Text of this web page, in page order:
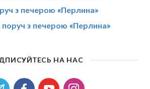
з печерою «Перлина»
з печерою «Перлина»
НА НАС